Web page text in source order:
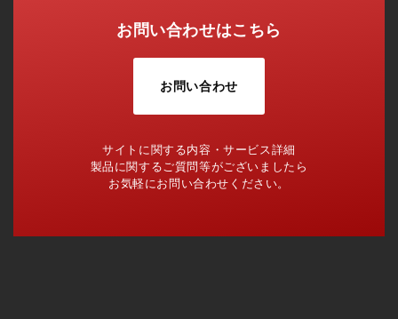
お問い合わせはこちら
お問い合わせ
サイトに関する内容・サービス詳細
製品に関するご質問等がございましたら
お気軽にお問い合わせください。